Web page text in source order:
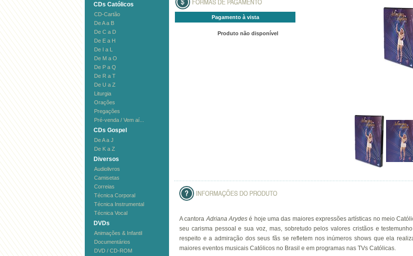
CDs Católicos
CD-Cartão
De A a B
De C a D
De E a H
De I a L
De M a O
De P a Q
De R a T
De U a Z
Liturgia
Orações
Pregações
Pré-venda / Vem aí...
CDs Gospel
De A a J
De K a Z
Diversos
Audiolivros
Camisetas
Correias
Técnica Corporal
Técnica Instrumental
Técnica Vocal
DVDs
Animações & Infantil
Documentários
DVD / CD-ROM
Pagamento à vista
Produto não disponível
A cantoraAdriana Arydesé hoje uma das maiores expressões artísticas no meio
seu carisma pessoal e sua voz, mas, sobretudo pelos valores cristãos e
respeito e a admiração dos seus fãs se refletem nos inúmeros shows que ela
maiores eventos musicais Católicos no Brasil e em programas nas TVs Católicas.